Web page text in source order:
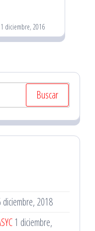
1 diciembre, 2016
diciembre, 2018
1 diciembre,